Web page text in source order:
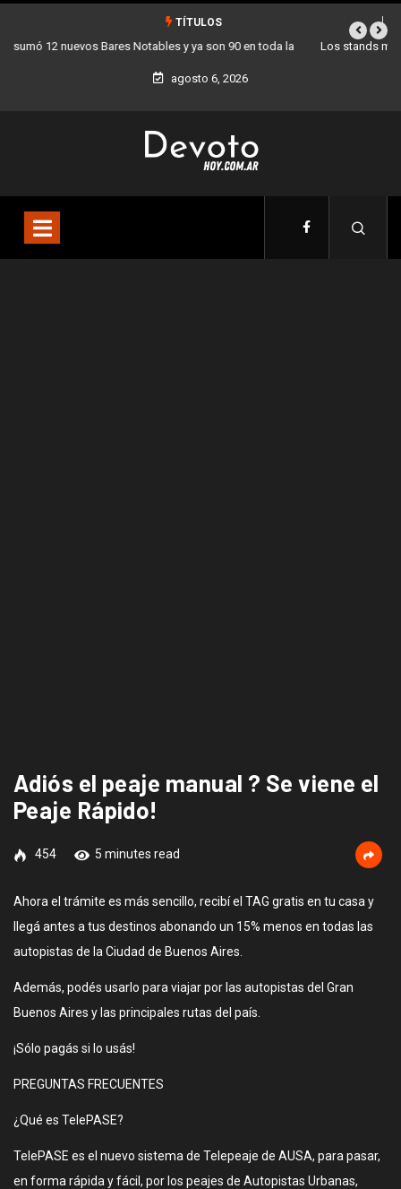
TÍTULOS
Los stands móviles de la Ciudad llegan esta semana a Villa Devoto
agosto 6, 2026
Adiós el peaje manual ? Se viene el
Peaje Rápido!
454 5 minutes read
Ahora el trámite es más sencillo, recibí el TAG gratis en tu casa y
llegá antes a tus destinos abonando un 15% menos en todas las
autopistas de la Ciudad de Buenos Aires.
Además, podés usarlo para viajar por las autopistas del Gran
Buenos Aires y las principales rutas del país.
¡Sólo pagás si lo usás!
PREGUNTAS FRECUENTES
¿Qué es TelePASE?
TelePASE es el nuevo sistema de Telepeaje de AUSA, para pasar,
en forma rápida y fácil, por los peajes de Autopistas Urbanas,